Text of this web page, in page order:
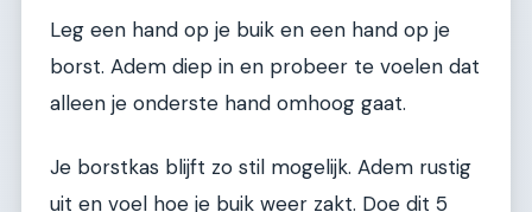
Leg een hand op je buik en een hand op je
borst. Adem diep in en probeer te voelen dat
alleen je onderste hand omhoog gaat.
Je borstkas blijft zo stil mogelijk. Adem rustig
uit en voel hoe je buik weer zakt. Doe dit 5